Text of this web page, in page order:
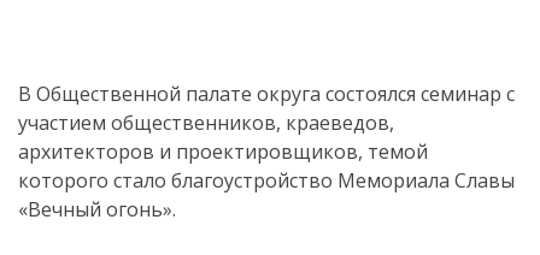
В Общественной палате округа состоялся семинар с
участием общественников, краеведов,
архитекторов и проектировщиков, темой
которого стало благоустройство Мемориала Славы
«Вечный огонь».